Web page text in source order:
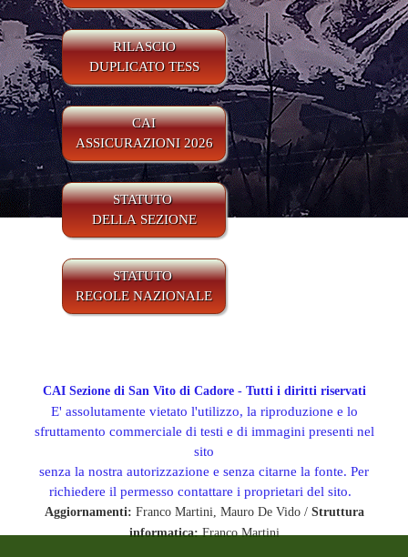
RILASCIO
DUPLICATO TESS
CAI
ASSICURAZIONI 2026
STATUTO
DELLA SEZIONE
STATUTO
REGOLE NAZIONALE
CAI Sezione di San Vito di Cadore - Tutti i diritti riservati
E' assolutamente vietato l'utilizzo, la riproduzione e lo
sfruttamento commerciale di testi e di immagini presenti nel
sito
senza la nostra autorizzazione e senza citarne la fonte. Per
richiedere il permesso contattare i proprietari del sito.
Aggiornamenti: Franco Martini, Mauro De Vido / Struttura
informatica:Franco Martini